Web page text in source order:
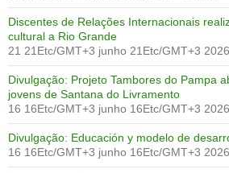
Discentes de Relações Internacionais
cultural a Rio Grande
21 21Etc/GMT+3 junho 21Etc/GMT+3 2026
Divulgação: Projeto Tambores do Pampa
jovens de Santana do Livramento
16 16Etc/GMT+3 junho 16Etc/GMT+3 2026
Divulgação: Educación y modelo de
16 16Etc/GMT+3 junho 16Etc/GMT+3 2026